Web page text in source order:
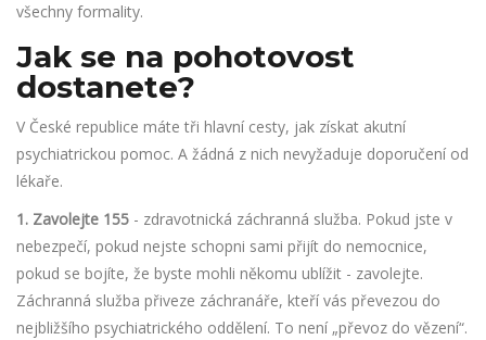
všechny formality.
Jak se na pohotovost
dostanete?
V České republice máte tři hlavní cesty, jak získat akutní
psychiatrickou pomoc. A žádná z nich nevyžaduje doporučení od
lékaře.
1. Zavolejte 155 - zdravotnická záchranná služba. Pokud jste v
nebezpečí, pokud nejste schopni sami přijít do nemocnice,
pokud se bojíte, že byste mohli někomu ublížit - zavolejte.
Záchranná služba přiveze záchranáře, kteří vás převezou do
nejbližšího psychiatrického oddělení. To není „převoz do vězení“.